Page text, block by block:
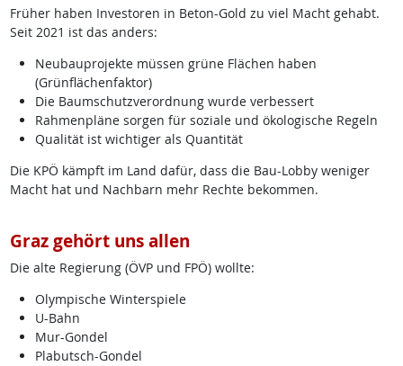
Früher haben Investoren in Beton-Gold zu viel Macht gehabt.
Seit 2021 ist das anders:
Neubauprojekte müssen grüne Flächen haben
(Grünflächenfaktor)
Die Baumschutzverordnung wurde verbessert
Rahmenpläne sorgen für soziale und ökologische Regeln
Qualität ist wichtiger als Quantität
Die KPÖ kämpft im Land dafür, dass die Bau-Lobby weniger
Macht hat und Nachbarn mehr Rechte bekommen.
Graz gehört uns allen
Die alte Regierung (ÖVP und FPÖ) wollte:
Olympische Winterspiele
U-Bahn
Mur-Gondel
Plabutsch-Gondel